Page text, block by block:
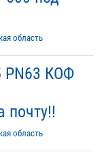
область
PN63 КОФ
почту!!
область